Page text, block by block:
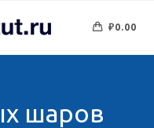
₽0.00
шаров